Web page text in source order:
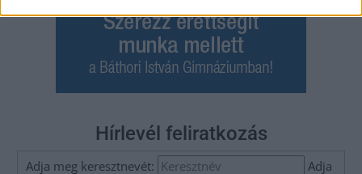
Hírlevél feliratkozás
Adja meg keresztnevét: Adja